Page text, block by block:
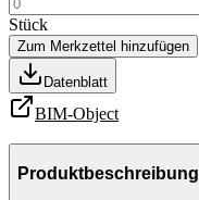
Stück
Zum Merkzettel hinzufügen
Datenblatt
BIM-Object
Produktbeschreibung